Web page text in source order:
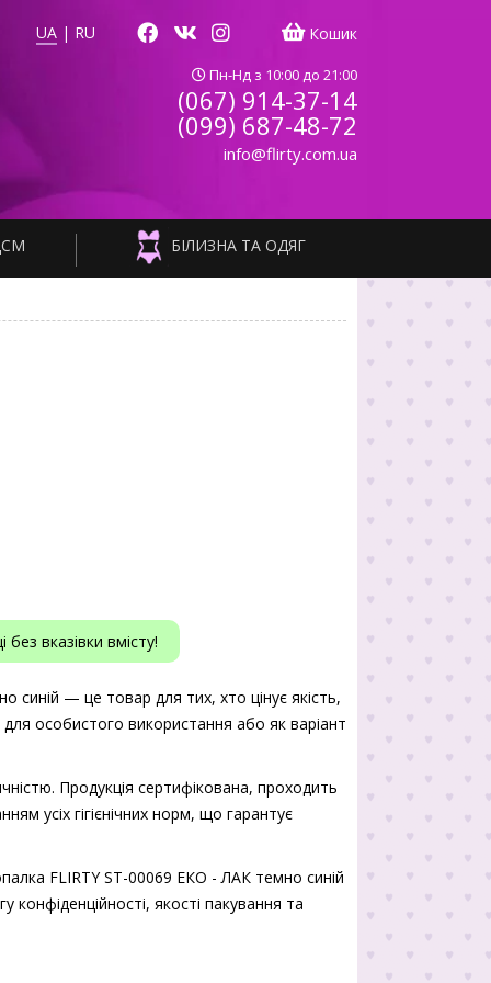
UA | RU Кошик
Пн-Нд з 10:00 до 21:00
(067) 914-37-14
(099) 687-48-72
info@flirty.com.ua
БІЛИЗНА ТА ОДЯГ
вказівки вмісту!
— це товар для тих, хто цінує якість,
особистого використання або як варіант
Продукція сертифікована, проходить
усіх гігієнічних норм, що гарантує
FLIRTY ST-00069 ЕКО - ЛАК темно синій
конфіденційності, якості пакування та